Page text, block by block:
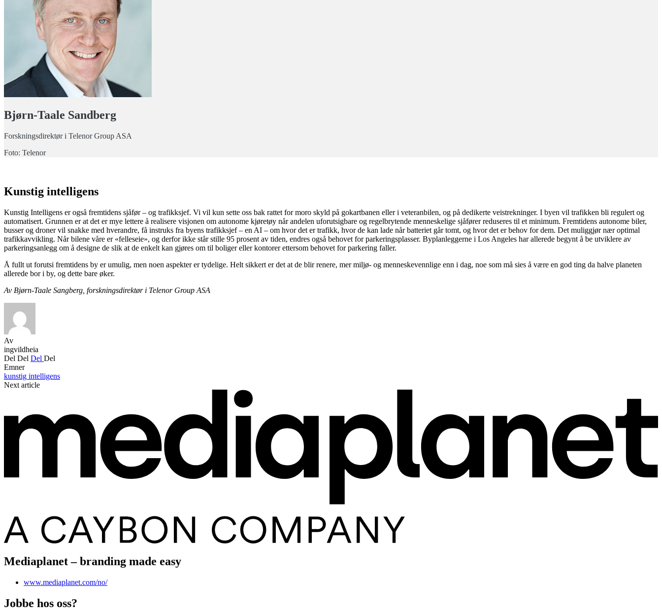
Bjørn-Taale Sandberg
Forskningsdirektør i Telenor Group ASA
Foto: Telenor
Kunstig intelligens
Kunstig Intelligens er også fremtidens sjåfør – og trafikksjef. Vi vil kun sette oss bak rattet for moro skyld på gokartbanen eller i veteranbilen, og på dedikerte veistrekninger. I byen vil trafikken bli regulert og
automatisert. Grunnen er at det er mye lettere å realisere visjonen om autonome kjøretøy når andelen uforutsigbare og regelbrytende menneskelige sjåfører reduseres til et minimum. Fremtidens autonome biler,
busser og droner vil snakke med hverandre, få instruks fra byens trafikksjef – en AI – om hvor det er trafikk, hvor de kan lade når batteriet går tomt, og hvor det er behov for dem. Det muliggjør nær optimal
trafikkavvikling. Når bilene våre er «felleseie», og derfor ikke står stille 95 prosent av tiden, endres også behovet for parkeringsplasser. Byplanleggerne i Los Angeles har allerede begynt å be utviklere av
parkeringsanlegg om å designe de slik at de enkelt kan gjøres om til boliger eller kontorer ettersom behovet for parkering faller.
Å fullt ut forutsi fremtidens by er umulig, men noen aspekter er tydelige. Helt sikkert er det at de blir renere, mer miljø- og menneskevennlige enn i dag, noe som må sies å være en god ting da halve planeten
allerede bor i by, og dette bare øker.
Av Bjørn-Taale Sangberg, forskningsdirektør i Telenor Group ASA
Av
ingvildheia
Del Del Del Del
Emner
kunstig intelligens
Next article
Mediaplanet – branding made easy
www.mediaplanet.com/no/
Jobbe hos oss?